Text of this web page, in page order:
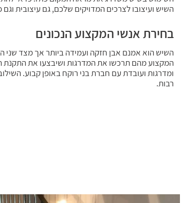
השיש ועיצובו לצרכים המדויקים שלכם, גם עיצובית וגם
בחירת אנשי המקצוע הנכונים
השיש הוא אמנם אבן חזקה ועמידה ביותר אך מצד שני
המקצוע מהם תרכשו את המדרגות ושיבצעו את התקנת
ומדרגות ועובדת עם חברת בני רוקח באופן קבוע.
רבות.